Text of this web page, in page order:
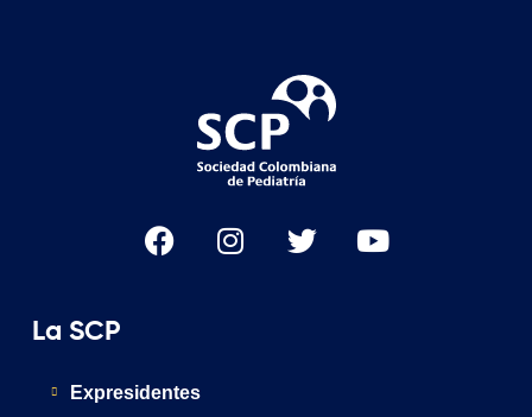
La SCP
Expresidentes